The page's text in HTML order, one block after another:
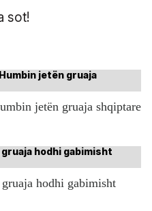
jetën gruaja shqiptare
hodhi gabimisht